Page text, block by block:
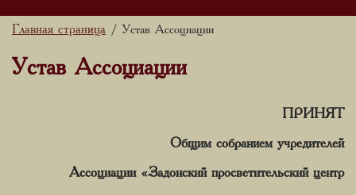
Главная страница / Устав Ассоциации
Устав Ассоциации
ПРИНЯТ
Общим собранием учредителей
Ассоциации «Задонский просветительский центр